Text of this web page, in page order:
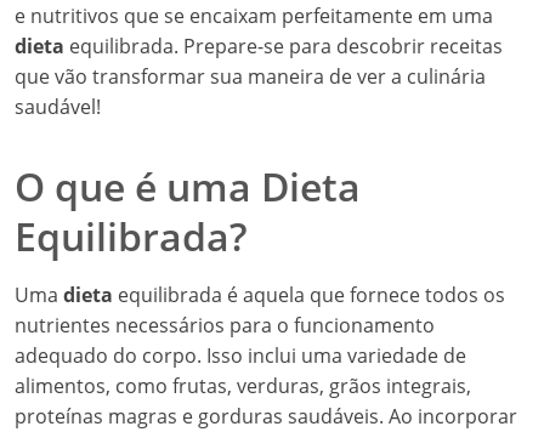
e nutritivos que se encaixam perfeitamente em uma
dieta equilibrada. Prepare-se para descobrir receitas
que vão transformar sua maneira de ver a culinária
saudável!
O que é uma Dieta
Equilibrada?
Uma dieta equilibrada é aquela que fornece todos os
nutrientes necessários para o funcionamento
adequado do corpo. Isso inclui uma variedade de
alimentos, como frutas, verduras, grãos integrais,
proteínas magras e gorduras saudáveis. Ao incorporar